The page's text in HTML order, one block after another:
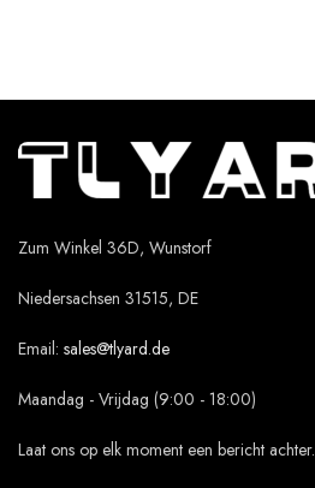
Zum Winkel 36D, Wunstorf
Niedersachsen 31515, DE
Email: sales@tlyard.de
Maandag - Vrijdag (9:00 - 18:00)
Laat ons op elk moment een bericht achter.